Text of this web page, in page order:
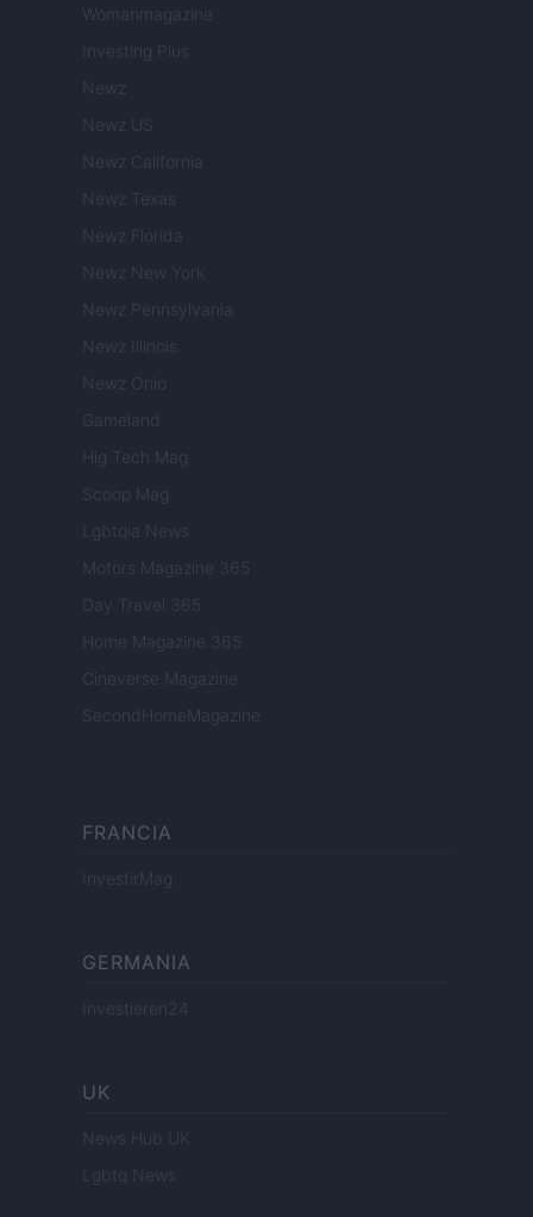
Womanmagazine
Investing Plus
Newz
Newz US
Newz California
Newz Texas
Newz Florida
Newz New York
Newz Pennsylvania
Newz Illinois
Newz Ohio
Gameland
Hig Tech Mag
Scoop Mag
Lgbtqia News
Motors Magazine 365
Day Travel 365
Home Magazine 365
Cineverse Magazine
SecondHomeMagazine
FRANCIA
InvestirMag
GERMANIA
Investieren24
UK
News Hub UK
Lgbtq News